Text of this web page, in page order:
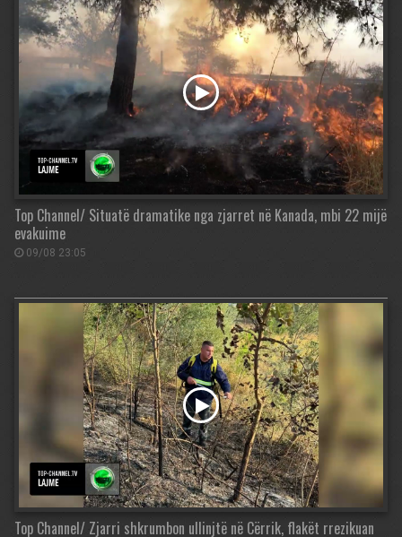
Top Channel/ Situatë dramatike nga zjarret në Kanada, mbi 22 mijë
evakuime
09/08 23:05
Top Channel/ Zjarri shkrumbon ullinjtë në Cërrik, flakët rrezikuan